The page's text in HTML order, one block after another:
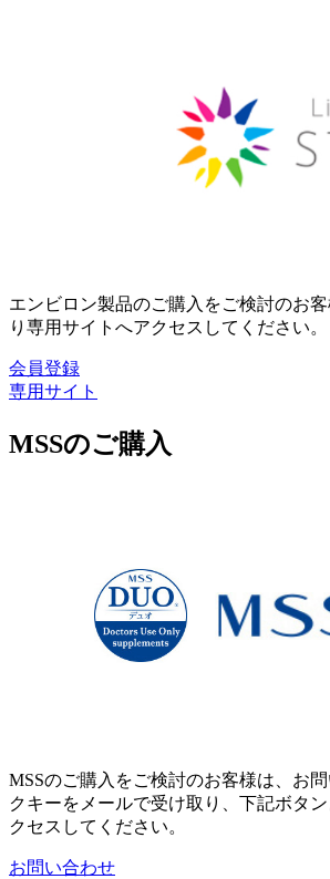
エンビロン製品のご購入をご検討のお
り専用サイトへアクセスしてください。
会員登録
専用サイト
MSSのご購入
MSSのご購入をご検討のお客様は、お
クキーをメールで受け取り、下記ボタ
クセスしてください。
お問い合わせ